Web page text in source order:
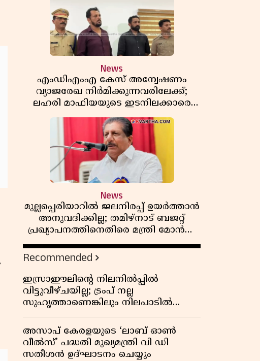
News
എംഡിഎംഎ കേസ് അന്വേഷണം
വ്യാജരേഖ നിർമിക്കുന്നവരിലേക്ക്;
ലഹരി മാഫിയയുടെ ഇടനിലക്കാരെ
കുടുക്കി കണ്ണൂർ സിറ്റി പൊലീസ്
News
മുല്ലപ്പെരിയാറിൽ ജലനിരപ്പ് ഉയർത്താൻ
അനുവദിക്കില്ല; തമിഴ്നാട് ബജറ്റ്
പ്രഖ്യാപനത്തിനെതിരെ മന്ത്രി മോൻസ്
ജോസഫ്
Recommended
ഇസ്രാഈലിന്റെ നിലനിൽപ്പിൽ
വിട്ടുവീഴ്ചയില്ല; ട്രംപ് നല്ല
സുഹൃത്താണെങ്കിലും നിലപാടിൽ
മാറ്റമില്ലെന്ന് നെതന്യാഹു; ഹോർമുസ്
പാതയിൽ ഇറാൻ-ഒമാൻ ധാരണ,
തടസ്സമായി യുഎസ് ഭീഷണി
അസാപ് കേരളയുടെ ‘ലാബ് ഓൺ
വീൽസ്’ പദ്ധതി മുഖ്യമന്ത്രി വി ഡി
സതീശൻ ഉദ്ഘാടനം ചെയ്യും